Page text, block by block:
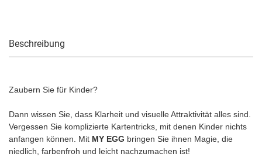
Beschreibung
Zaubern Sie für Kinder?
Dann wissen Sie, dass Klarheit und visuelle Attraktivität alles sind.
Vergessen Sie komplizierte Kartentricks, mit denen Kinder nichts
anfangen können. Mit MY EGG bringen Sie ihnen Magie, die
niedlich, farbenfroh und leicht nachzumachen ist!